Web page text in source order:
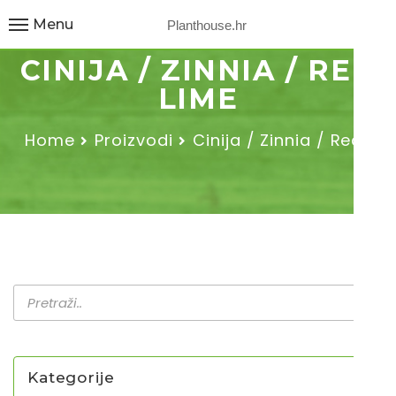
Planthouse.hr
Menu
CINIJA / ZINNIA / RED
LIME
Home Proizvodi Cinija / Zinnia / Red…
Kategorije